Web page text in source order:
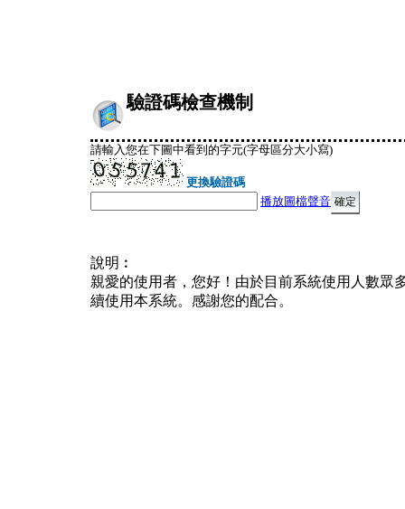
驗證碼檢查機制
請輸入您在下圖中看到的字元(字母區分大小寫)
更換驗證碼
播放圖檔聲音
說明︰
親愛的使用者，您好！由於目前系統使用人數眾
續使用本系統。感謝您的配合。